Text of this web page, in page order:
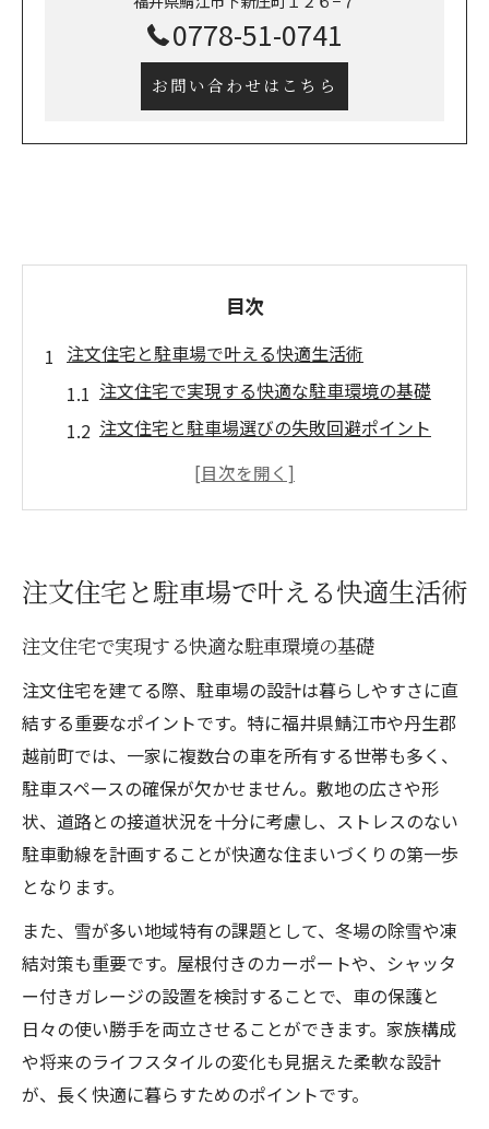
0778-51-0741
お問い合わせはこちら
目次
注文住宅と駐車場で叶える快適生活術
注文住宅で実現する快適な駐車環境の基礎
注文住宅と駐車場選びの失敗回避ポイント
暮らしやすい注文住宅の駐車場設計術
家づくりを通じた理想の駐車環境発見法
注文住宅で考える理想の駐車スペース条件
注文住宅設計時に駐車場動線を最適化する
コツ
注文住宅で実践するガレージ付き家づくり
のヒント
注文住宅に適した駐車スペース広さの目安
とは
注文住宅で暮らしやすさと駐車場を両立さ
せる方法
福井県で注文住宅を建てる際の駐車場計画
注文住宅に最適な駐車場配置プランの考え
方
注文住宅建築時の駐車場設計で注意すべき
点
注文住宅と屋根付き駐車場のメリット比較
注文住宅と駐車場で叶える快適生活術
注文住宅で実現する快適な駐車環境の基礎
注文住宅を建てる際、駐車場の設計は暮らしやすさに直
結する重要なポイントです。特に福井県鯖江市や丹生郡
越前町では、一家に複数台の車を所有する世帯も多く、
駐車スペースの確保が欠かせません。敷地の広さや形
状、道路との接道状況を十分に考慮し、ストレスのない
駐車動線を計画することが快適な住まいづくりの第一歩
となります。
また、雪が多い地域特有の課題として、冬場の除雪や凍
結対策も重要です。屋根付きのカーポートや、シャッタ
ー付きガレージの設置を検討することで、車の保護と
日々の使い勝手を両立させることができます。家族構成
や将来のライフスタイルの変化も見据えた柔軟な設計
が、長く快適に暮らすためのポイントです。